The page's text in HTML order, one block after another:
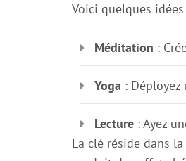
Voici quelques
Méditation :
Yoga :
Lecture : Ayez
La clé réside dans